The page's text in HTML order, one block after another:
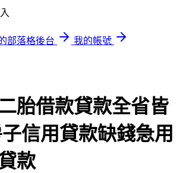
部落格後台
我的帳號
胎借款貸款全省皆
信用貸款缺錢急用
款